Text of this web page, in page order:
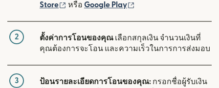
Store
(เปิดในหน้าต่างใหม่)
หรือ Google Play
2 ตั้งค่าการโอนของคุณ เลือกสกุลเงิน จำนวนเงินที่
คุณต้องการจะโอน และความเร็วในการการส่งมอบ
3 ป้อนรายละเอียดการโอนของคุณ: กรอกชื่อผู้รับเงิน